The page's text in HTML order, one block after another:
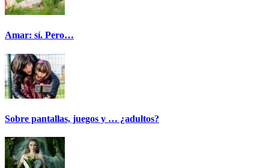
Amar: sí. Pero…
Sobre pantallas, juegos y … ¿adultos?